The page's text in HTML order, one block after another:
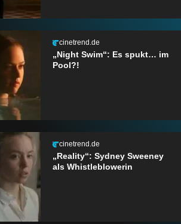
cinetrend.de
„Night Swim“: Es spukt… im
Pool?!
cinetrend.de
„Reality“: Sydney Sweeney
als Whistleblowerin